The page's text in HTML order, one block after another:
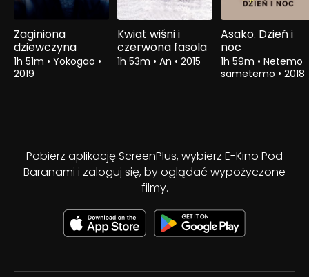
Zaginiona
dziewczyna
1h 51m • Yokogao •
2019
Kwiat wiśni i
czerwona fasola
1h 53m • An • 2015
Asako. Dzień i
noc
1h 59m • Netemo
sametemo • 2018
Pobierz aplikację ScreenPlus, wybierz E-Kino Pod
Baranami i zaloguj się, by oglądać wypożyczone
filmy.